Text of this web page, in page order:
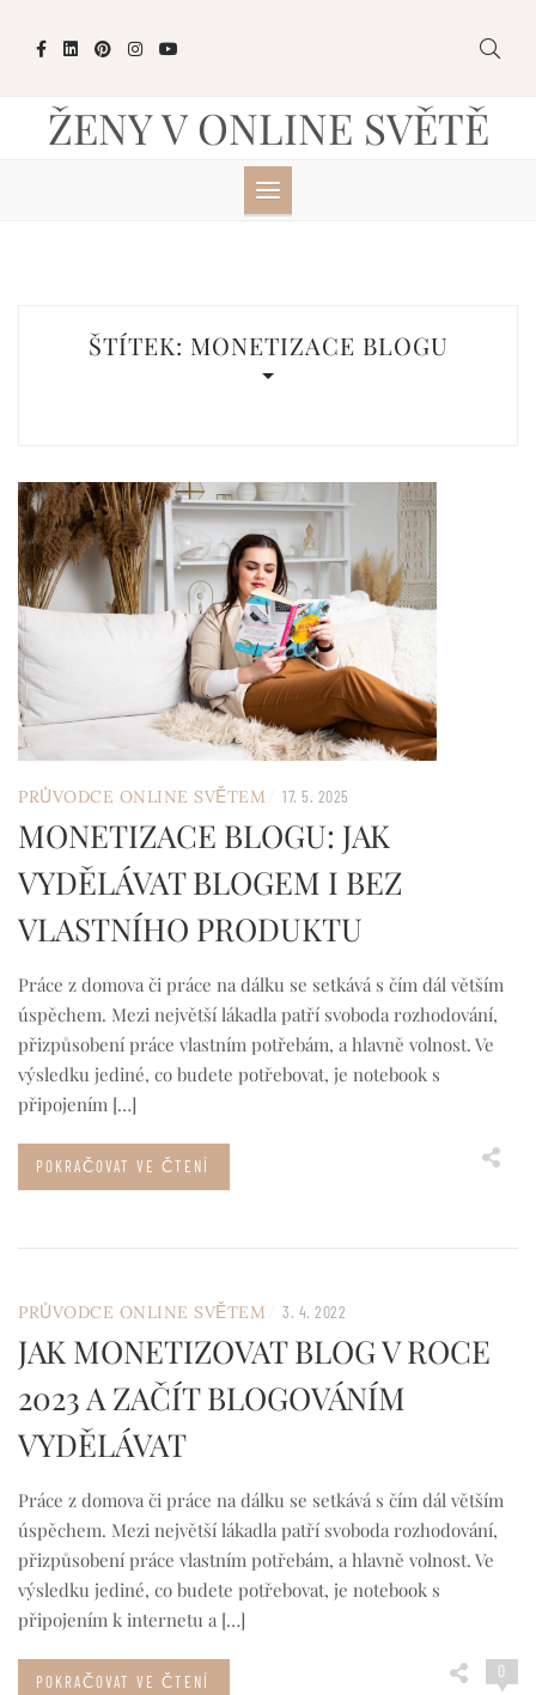
ŽENY V ONLINE SVĚTĚ
ŠTÍTEK: MONETIZACE BLOGU
PRŮVODCE ONLINE SVĚTEM 17. 5. 2025
MONETIZACE BLOGU: JAK
VYDĚLÁVAT BLOGEM I BEZ
VLASTNÍHO PRODUKTU
Práce z domova či práce na dálku se setkává s čím dál větším
úspěchem. Mezi největší lákadla patří svoboda rozhodování,
přizpůsobení práce vlastním potřebám, a hlavně volnost. Ve
výsledku jediné, co budete potřebovat, je notebook s
připojením […]
POKRAČOVAT VE ČTENÍ
PRŮVODCE ONLINE SVĚTEM 3. 4. 2022
JAK MONETIZOVAT BLOG V ROCE
2023 A ZAČÍT BLOGOVÁNÍM
VYDĚLÁVAT
Práce z domova či práce na dálku se setkává s čím dál větším
úspěchem. Mezi největší lákadla patří svoboda rozhodování,
přizpůsobení práce vlastním potřebám, a hlavně volnost. Ve
výsledku jediné, co budete potřebovat, je notebook s
připojením k internetu a […]
0
POKRAČOVAT VE ČTENÍ